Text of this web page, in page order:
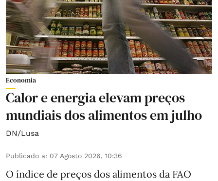
Economia
Calor e energia elevam preços
mundiais dos alimentos em julho
DN/Lusa
Publicado a: 07 Agosto 2026, 10:36
O índice de preços dos alimentos da FAO